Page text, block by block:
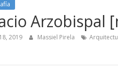
Arzobispal
2019 Massiel Pirela